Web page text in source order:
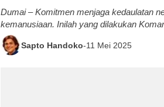
Dumai – Komitmen menjaga kedaulatan
kemanusiaan. Inilah yang dilakukan
Sapto Handoko-11 Mei 2025